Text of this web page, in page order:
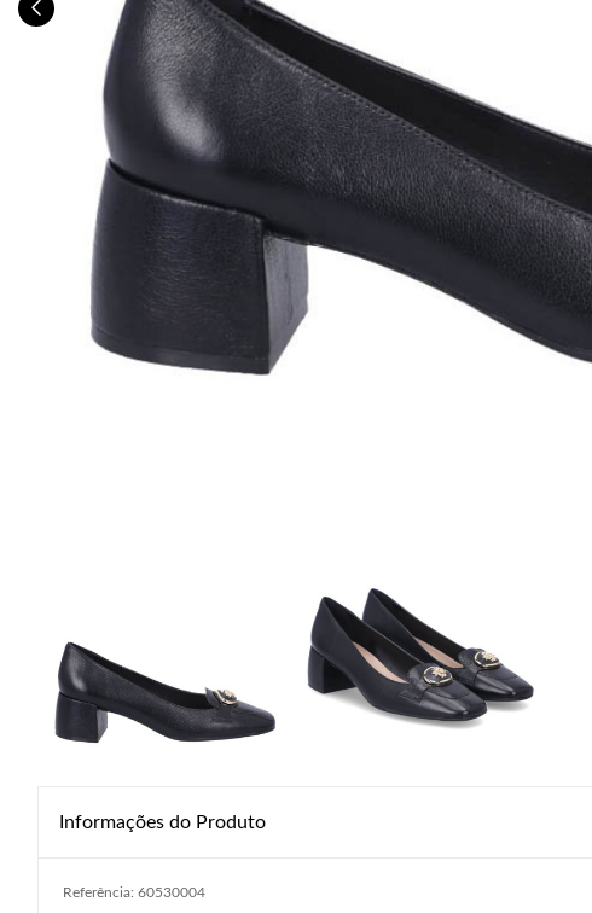
Informações do Produto
Referência: 60530004